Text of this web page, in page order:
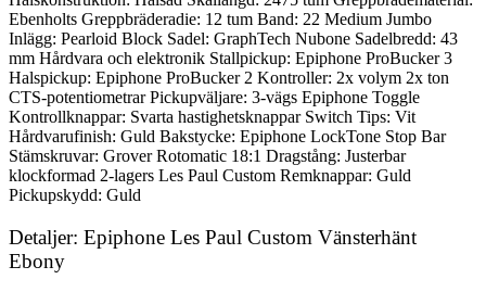
Ebenholts Greppbräderadie: 12 tum Band: 22 Medium Jumbo
Inlägg: Pearloid Block Sadel: GraphTech Nubone Sadelbredd: 43
mm Hårdvara och elektronik Stallpickup: Epiphone ProBucker 3
Halspickup: Epiphone ProBucker 2 Kontroller: 2x volym 2x ton
CTS-potentiometrar Pickupväljare: 3-vägs Epiphone Toggle
Kontrollknappar: Svarta hastighetsknappar Switch Tips: Vit
Hårdvarufinish: Guld Bakstycke: Epiphone LockTone Stop Bar
Stämskruvar: Grover Rotomatic 18:1 Dragstång: Justerbar
klockformad 2-lagers Les Paul Custom Remknappar: Guld
Pickupskydd: Guld
Detaljer: Epiphone Les Paul Custom Vänsterhänt
Ebony